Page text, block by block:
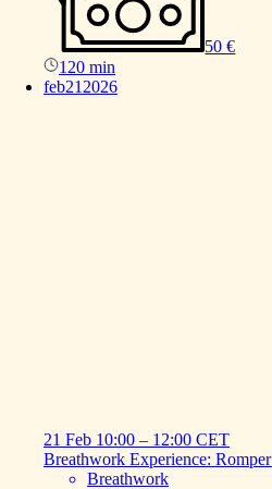
50 €
120 min
feb21 2026
21 Feb 10:00 – 12:00 CET
Breathwork Experience: Romper
Breathwork